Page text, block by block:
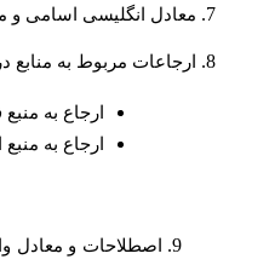
معادل انگلیسی اسامی و
ارجاعات مربوط به
ارجاع به منبع
ارجاع به منبع
اصطلاحات و معادل